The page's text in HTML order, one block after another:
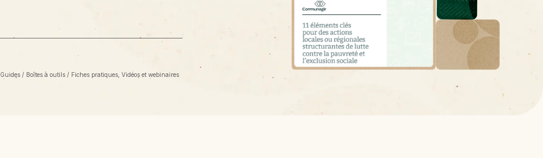
Guides / Boîtes à outils / Fiches pratiques, Vidéos et webinaires